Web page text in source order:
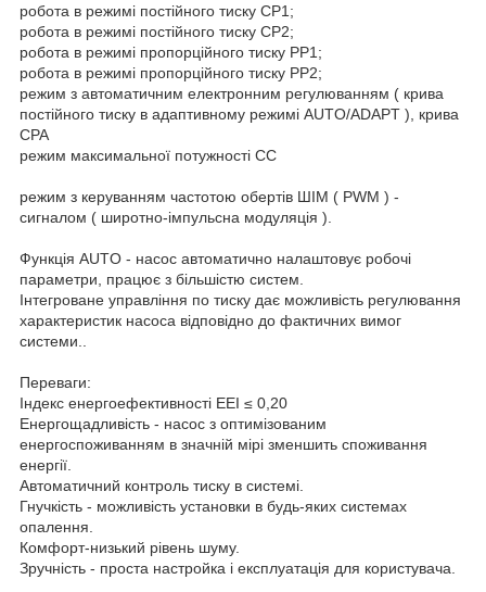
робота в режимі постійного тиску CP1;
робота в режимі постійного тиску CP2;
робота в режимі пропорційного тиску PP1;
робота в режимі пропорційного тиску PP2;
режим з автоматичним електронним регулюванням ( крива
постійного тиску в адаптивному режимі AUTO/ADAPT ), крива
CPA
режим максимальної потужності CC
режим з керуванням частотою обертів ШІМ ( PWM ) -
сигналом ( широтно-імпульсна модуляція ).
Функція AUTO - насос автоматично налаштовує робочі
параметри, працює з більшістю систем.
Інтегроване управління по тиску дає можливість регулювання
характеристик насоса відповідно до фактичних вимог
системи..
Переваги:
Індекс енергоефективності EEI ≤ 0,20
Енергощадливість - насос з оптимізованим
енергоспоживанням в значній мірі зменшить споживання
енергії.
Автоматичний контроль тиску в системі.
Гнучкість - можливість установки в будь-яких системах
опалення.
Комфорт-низький рівень шуму.
Зручність - проста настройка і експлуатація для користувача.